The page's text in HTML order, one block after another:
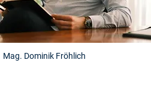
Mag. Dominik Fröhlich